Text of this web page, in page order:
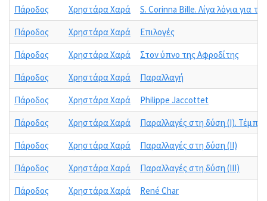
Πάροδος
Χρηστάρα Χαρά
S. Corinna Bille. Λίγα λόγια για
Πάροδος
Χρηστάρα Χαρά
Επιλογές
Πάροδος
Χρηστάρα Χαρά
Στον ύπνο της Αφροδίτης
Πάροδος
Χρηστάρα Χαρά
Παραλλαγή
Πάροδος
Χρηστάρα Χαρά
Philippe Jaccottet
Πάροδος
Χρηστάρα Χαρά
Παραλλαγές στη δύση (Ι). Τέμπη
Πάροδος
Χρηστάρα Χαρά
Παραλλαγές στη δύση (ΙΙ)
Πάροδος
Χρηστάρα Χαρά
Παραλλαγές στη δύση (ΙΙΙ)
Πάροδος
Χρηστάρα Χαρά
René Char